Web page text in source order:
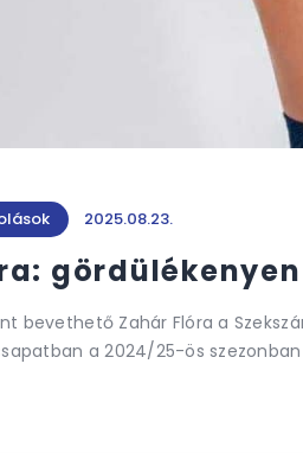
2025.08.23.
bevethető Zahár Flóra a
a 2024/25-ös